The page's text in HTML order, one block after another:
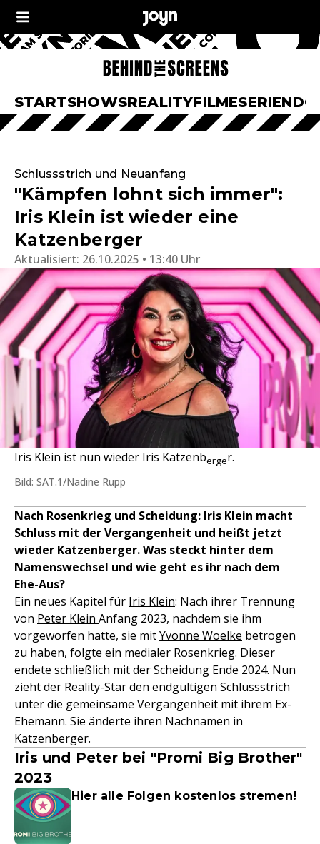
STARTSHOWSREALITYFILMESERIEN
Schlussstrich und Neuanfang
"Kämpfen lohnt sich immer":
Iris Klein ist wieder eine
Katzenberger
Aktualisiert: 26.10.2025 • 13:40 Uhr
Iris Klein ist nun wieder Iris Katzenberger.
Bild: SAT.1/Nadine Rupp
Nach Rosenkrieg und Scheidung: Iris Klein macht
Schluss mit der Vergangenheit und heißt jetzt
wieder Katzenberger. Was steckt hinter dem
Namenswechsel und wie geht es ihr nach dem
Ehe-Aus?
Ein neues Kapitel für Iris Klein: Nach ihrer Trennung
von Peter Klein Anfang 2023, nachdem sie ihm
vorgeworfen hatte, sie mitYvonne Woelke betrogen
zu haben, folgte ein medialer Rosenkrieg. Dieser
endete schließlich mit der Scheidung Ende 2024. Nun
zieht der Reality-Star den endgültigen Schlussstrich
unter die gemeinsame Vergangenheit mit ihrem Ex-
Ehemann. Sie änderte ihren Nachnamen in
Katzenberger.
Iris und Peter bei "Promi Big Brother"
2023
Hier alle Folgen kostenlos stremen!